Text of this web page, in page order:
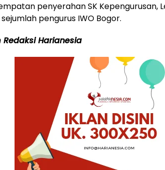
penyerahan SK Kepengurusan,
pengurus IWO Bogor.
Redaksi Harianesia